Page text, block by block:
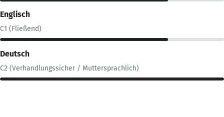
Englisch
C1 (Fließend)
Deutsch
C2 (Verhandlungssicher / Muttersprachlich)